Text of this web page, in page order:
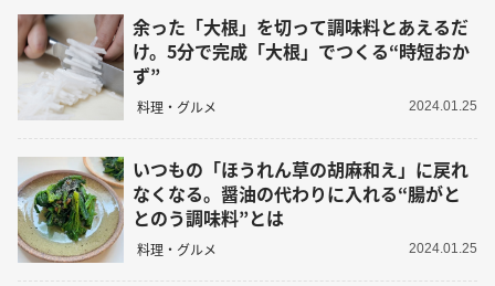
余った「大根」を切って調味料とあえるだ
け。5分で完成「大根」でつくる“時短おか
ず”
料理・グルメ 2024.01.25
いつもの「ほうれん草の胡麻和え」に戻れ
なくなる。醤油の代わりに入れる“腸がと
とのう調味料”とは
料理・グルメ 2024.01.25